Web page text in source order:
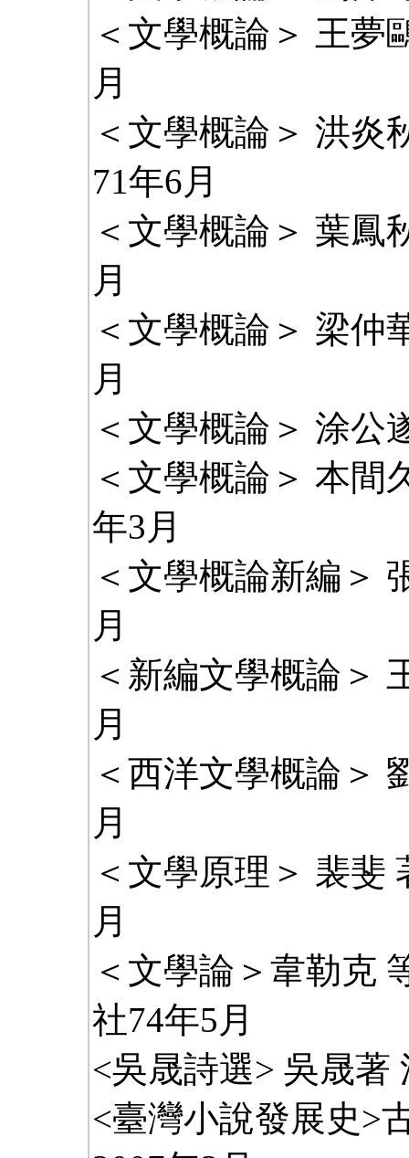
＜文學概論＞ 王夢
月
＜文學概論＞ 洪炎
71年6月
＜文學概論＞ 葉鳳
月
＜文學概論＞ 梁仲
月
＜文學概論＞ 涂公
＜文學概論＞ 本間
年3月
＜文學概論新編＞
月
＜新編文學概論＞
月
＜西洋文學概論＞
月
＜文學原理＞ 裴斐
月
＜文學論＞韋勒克
社74年5月
<吳晟詩選> 吳晟著
<臺灣小說發展史>